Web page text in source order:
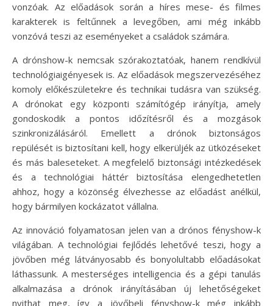
vonzóak. Az előadások során a híres mese- és filmes
karakterek is feltűnnek a levegőben, ami még inkább
vonzóvá teszi az eseményeket a családok számára.
A drónshow-k nemcsak szórakoztatóak, hanem rendkívül
technológiaigényesek is. Az előadások megszervezéséhez
komoly előkészületekre és technikai tudásra van szükség.
A drónokat egy központi számítógép irányítja, amely
gondoskodik a pontos időzítésről és a mozgások
szinkronizálásáról. Emellett a drónok biztonságos
repülését is biztosítani kell, hogy elkerüljék az ütközéseket
és más baleseteket. A megfelelő biztonsági intézkedések
és a technológiai háttér biztosítása elengedhetetlen
ahhoz, hogy a közönség élvezhesse az előadást anélkül,
hogy bármilyen kockázatot vállalna.
Az innováció folyamatosan jelen van a drónos fényshow-k
világában. A technológiai fejlődés lehetővé teszi, hogy a
jövőben még látványosabb és bonyolultabb előadásokat
láthassunk. A mesterséges intelligencia és a gépi tanulás
alkalmazása a drónok irányításában új lehetőségeket
nyithat meg, így a jövőbeli fényshow-k még inkább